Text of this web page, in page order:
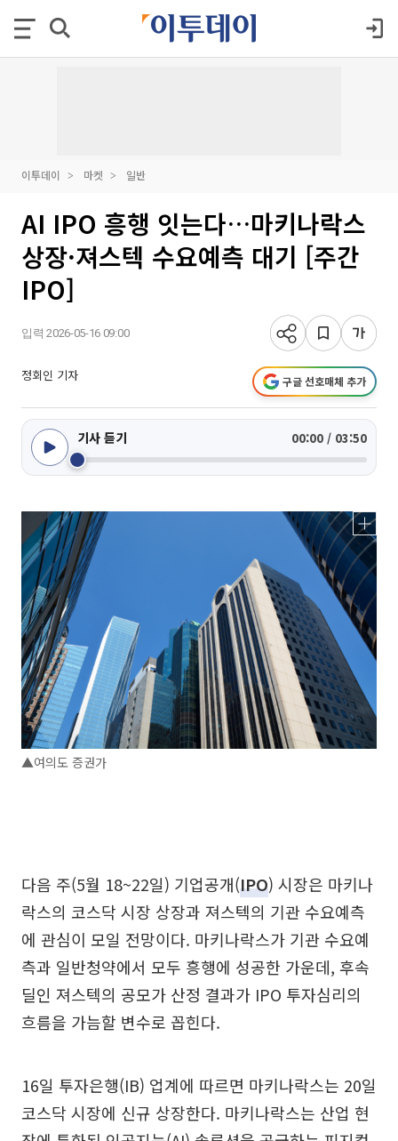
이투데이 마켓 일반
AI IPO 흥행 잇는다…마키나락스
상장·져스텍 수요예측 대기 [주간
IPO]
입력 2026-05-16 09:00
정회인 기자 구글 선호매체 추가
기사 듣기 00:00 / 03:50
▲여의도 증권가
다음 주(5월 18~22일) 기업공개(IPO) 시장은 마키나
락스의 코스닥 시장 상장과 져스텍의 기관 수요예측
에 관심이 모일 전망이다. 마키나락스가 기관 수요예
측과 일반청약에서 모두 흥행에 성공한 가운데, 후속
딜인 져스텍의 공모가 산정 결과가 IPO 투자심리의
흐름을 가늠할 변수로 꼽힌다.
16일 투자은행(IB) 업계에 따르면 마키나락스는 20일
코스닥 시장에 신규 상장한다. 마키나락스는 산업 현